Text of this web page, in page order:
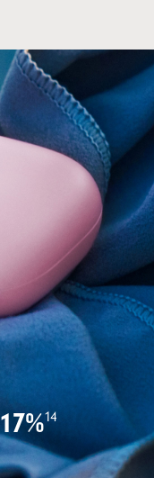
14